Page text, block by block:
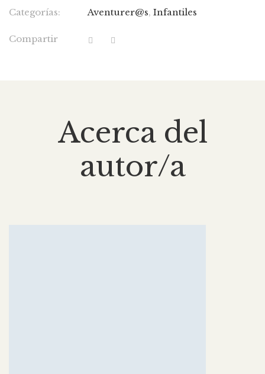
Categorías: Aventurer@s, Infantiles
Compartir
Acerca del
autor/a